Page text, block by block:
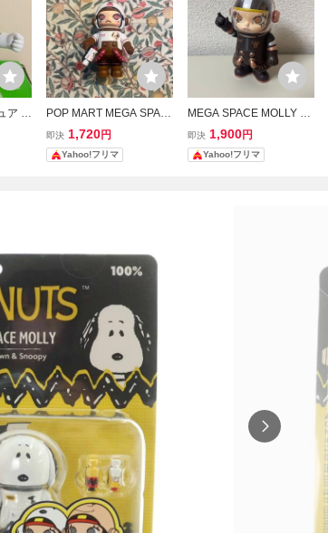
ア S
POP MART MEGA SPAC
E MOLLY 100% シリーズ
フィギュア
即決 1,720円
Yahoo!フリマ
MEGA SPACE MOLLY 10
0% POP MART
即決 1,900円
Yahoo!フリマ